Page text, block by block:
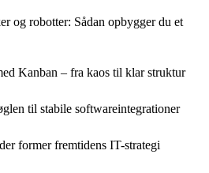
og robotter: Sådan opbygger du et
Kanban – fra kaos til klar struktur
til stabile softwareintegrationer
former fremtidens IT-strategi